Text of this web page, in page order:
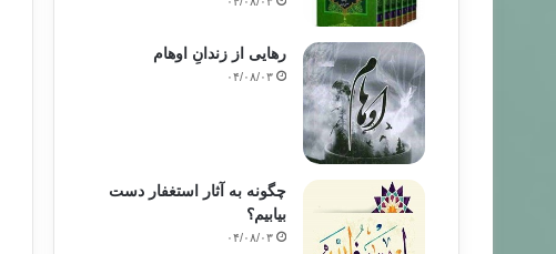
رهایی از زندانِ اوهام
۰۴/۰۸/۰۳
چگونه به آثار استغفار دست
بیابیم؟
۰۴/۰۸/۰۳